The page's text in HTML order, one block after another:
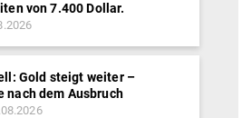
von 7.400 Dollar.
Gold steigt weiter –
nach dem Ausbruch